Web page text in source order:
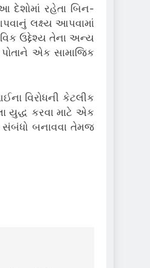
દેશોમાં રહેતા બિન-
લક્ષ્ય આપવામાં
ઉદ્દેશ્ય તેના અન્ય
એક સામાજિક
વિરોધની કેટલીક
યુદ્ધ કરવા માટે એક
સંબંધો બનાવવા તેમજ